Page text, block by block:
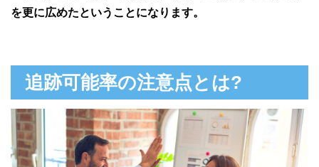
を更に広めたということになります。
追跡可能率の注意点とは?